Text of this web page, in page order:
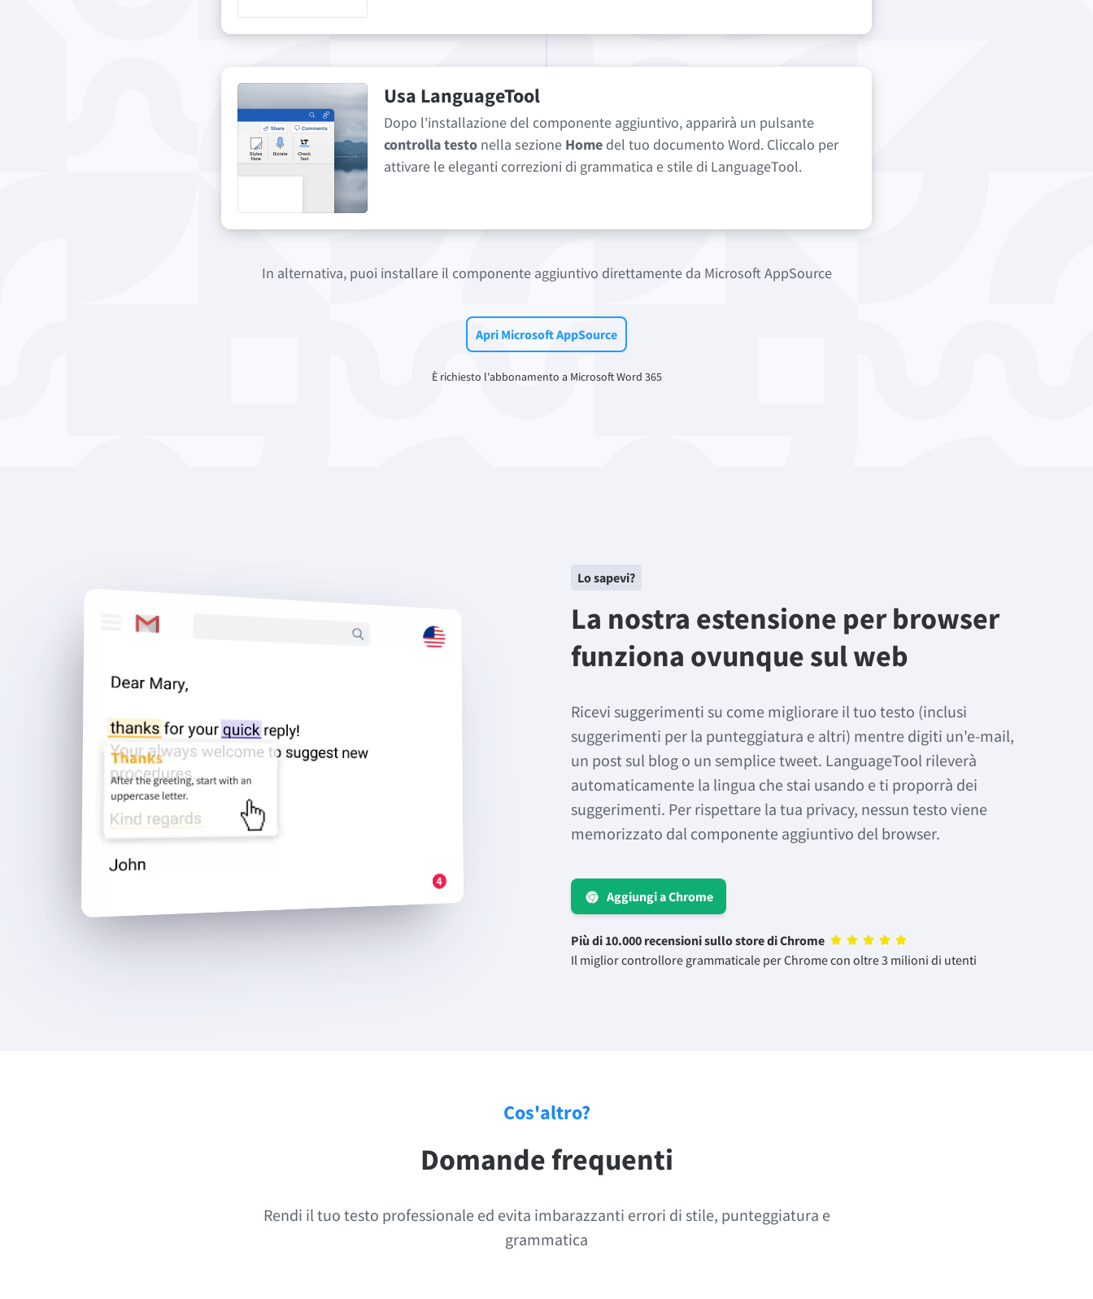
Usa LanguageTool
Dopo l'installazione del componente aggiuntivo, apparirà un pulsante
controlla testo nella sezione Home del tuo documento Word. Cliccalo per
attivare le eleganti correzioni di grammatica e stile di LanguageTool.
In alternativa, puoi installare il componente aggiuntivo direttamente da Microsoft AppSource
Apri Microsoft AppSource
È richiesto l'abbonamento a Microsoft Word 365
Lo sapevi?
La nostra estensione per browser
funziona ovunque sul web
Ricevi suggerimenti su come migliorare il tuo testo (inclusi
suggerimenti per la punteggiatura e altri) mentre digiti un'e-mail,
un post sul blog o un semplice tweet. LanguageTool rileverà
automaticamente la lingua che stai usando e ti proporrà dei
suggerimenti. Per rispettare la tua privacy, nessun testo viene
memorizzato dal componente aggiuntivo del browser.
Aggiungi a Chrome
Più di 10.000 recensioni sullo store di Chrome
Il miglior controllore grammaticale per Chrome con oltre 3 milioni di utenti
Cos'altro?
Domande frequenti
Rendi il tuo testo professionale ed evita imbarazzanti errori di stile, punteggiatura e
grammatica